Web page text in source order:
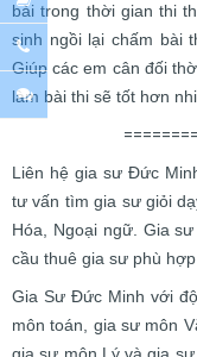
bài trong thời gian thi
sinh ngồi lại chấm bài
Giúp các em cân đối
làm bài thi sẽ tốt hơn
Liên hệ gia sư Đức
tư vấn tìm gia sư giỏi
Hóa, Ngoại ngữ. Gia
cầu thuê gia sư phù
Gia Sư Đức Minh với
môn toán, gia sư môn